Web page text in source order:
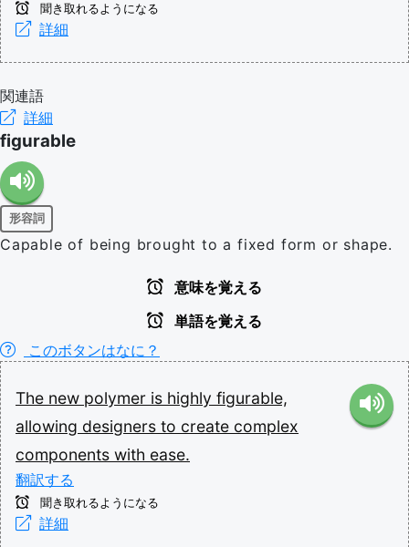
聞き取れるようになる
詳細
関連語
詳細
figurable
形容詞
Capable of being brought to a fixed form or shape.
意味を覚える
単語を覚える
このボタンはなに？
The new polymer is highly figurable,
allowing designers to create complex
components with ease.
翻訳する
聞き取れるようになる
詳細